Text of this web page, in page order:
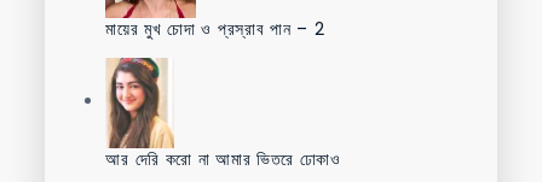
মায়ের মুখ চোদা ও প্রস্রাব পান – 2
আর দেরি করো না আমার ভিতরে ঢোকাও